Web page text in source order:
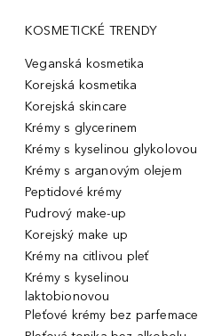
KOSMETICKÉ TRENDY
Veganská kosmetika
Korejská kosmetika
Korejská skincare
Krémy s glycerinem
Krémy s kyselinou glykolovou
Krémy s arganovým olejem
Peptidové krémy
Pudrový make-up
Korejský make up
Krémy na citlivou pleť
Krémy s kyselinou
laktobionovou
Pleťové krémy bez parfemace